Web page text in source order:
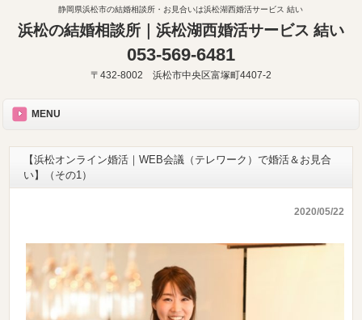
静岡県浜松市の結婚相談所・お見合いは浜松湖西婚活サービス 結い
浜松の結婚相談所｜浜松湖西婚活サービス 結い
053-569-6481
〒432-8002 浜松市中央区富塚町4407-2
MENU
【浜松オンライン婚活｜WEB会議（テレワーク）で婚活＆お見合
い】（その1）
2020/05/22